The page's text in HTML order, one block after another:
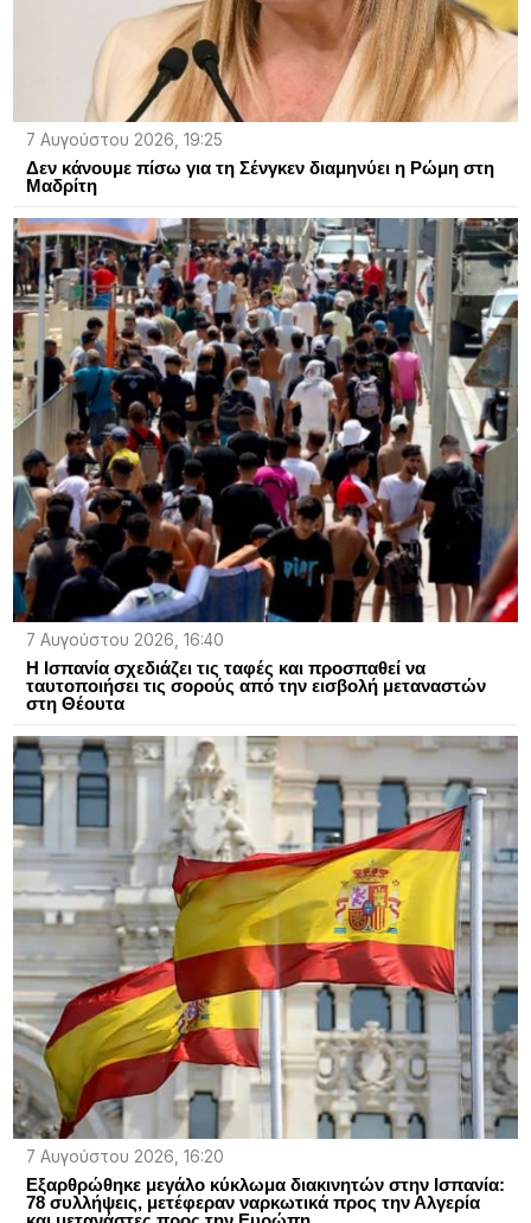
7 Αυγούστου 2026, 19:25
Δεν κάνουμε πίσω για τη Σένγκεν διαμηνύει η Ρώμη στη
Μαδρίτη
7 Αυγούστου 2026, 16:40
Η Ισπανία σχεδιάζει τις ταφές και προσπαθεί να
ταυτοποιήσει τις σορούς από την εισβολή μεταναστών
στη Θέουτα
7 Αυγούστου 2026, 16:20
Εξαρθρώθηκε μεγάλο κύκλωμα διακινητών στην Ισπανία:
78 συλλήψεις, μετέφεραν ναρκωτικά προς την Αλγερία